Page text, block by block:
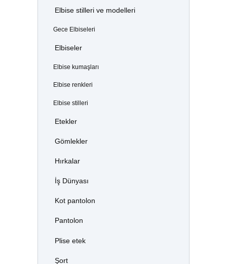
Elbise stilleri ve modelleri
Gece Elbiseleri
Elbiseler
Elbise kumaşları
Elbise renkleri
Elbise stilleri
Etekler
Gömlekler
Hırkalar
İş Dünyası
Kot pantolon
Pantolon
Plise etek
Şort